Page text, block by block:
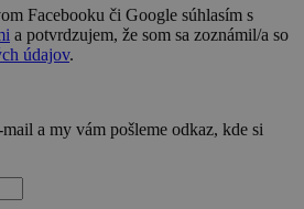
Facebooku či Google súhlasím s
a potvrdzujem, že som sa zoznámil/a so
údajov.
a my vám pošleme odkaz, kde si